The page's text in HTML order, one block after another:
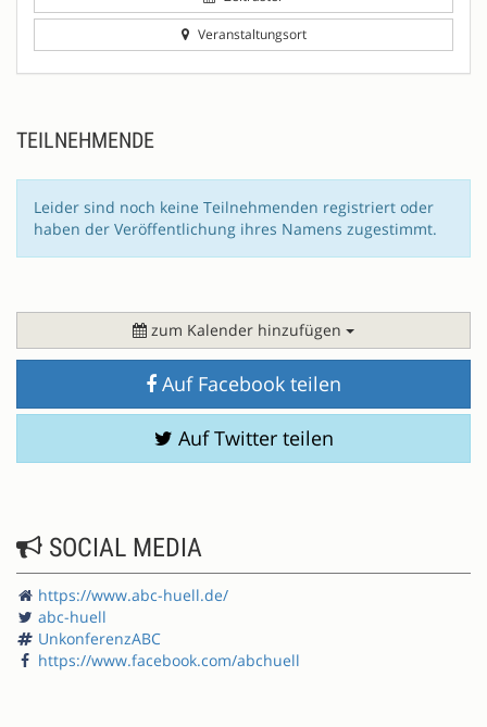
Veranstaltungsort
TEILNEHMENDE
Leider sind noch keine Teilnehmenden registriert oder
haben der Veröffentlichung ihres Namens zugestimmt.
zum Kalender hinzufügen
Auf Facebook teilen
Auf Twitter teilen
SOCIAL MEDIA
https://www.abc-huell.de/
abc-huell
UnkonferenzABC
https://www.facebook.com/abchuell